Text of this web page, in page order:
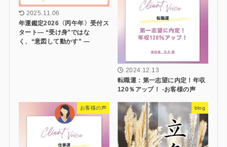
2025.11.06
年運鑑定2026〈丙午年〉受付ス
タート― “受け身”ではな
く、“意図して動かす” ―
2024.12.13
転職運：第一志望に内定！年収
120％アップ！ -お客様の声
お客様の声 blog